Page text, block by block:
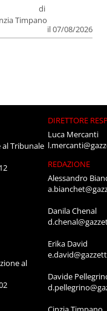
di
Timpano
il 07/08/2026
Tribunale
al
DIRETTORE
Luca Mercanti
REDAZIONE
Alessandro
Danila Chenal
Erika David
Davide